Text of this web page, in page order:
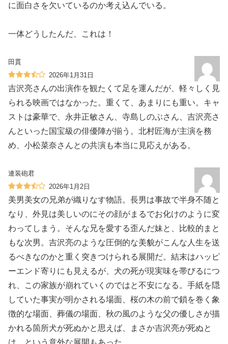
に面白さを欠いているのか考え込んでいる。
一体どうしたんだ、これは！
田貫
2026年1月31日
吉沢亮さんの出演作を観たくて足を運んだが、軽々しく見
られる映画ではなかった。重くて、あまりにも重い。キャ
ストは豪華で、永井正敏さん、寺島しのぶさん、吉沢亮さ
んといった国宝級の俳優陣が揃う。北村匠海が主演を務
め、小松菜奈さんとの共演も本当に見応えがある。
連装砲君
2026年1月2日
美男美女の兄弟が織りなす物語。長男は事故で半身不随と
なり、外見は美しいのにその顔がまるでお化けのように変
わってしまう。そんな兄を愛する歪んだ妹と、比較的まと
もな次男。吉沢亮のような圧倒的な美貌がこんな人生を送
るべきなのかと重く突きつけられる展開だ。結末はハッピ
ーエンド寄りにも見えるが、犬の死が現実味を帯びるにつ
れ、この家族が崩れていくのではと不安になる。手紙を隠
していた事実が明かされる場面、桜の木の前で鎖を巻く象
徴的な場面、葬儀の場面、秋の風のような父の優しさが描
かれる箇所犬が死ぬかと思えば、まさか吉沢亮が死ぬと
は、という意外な展開もあった。